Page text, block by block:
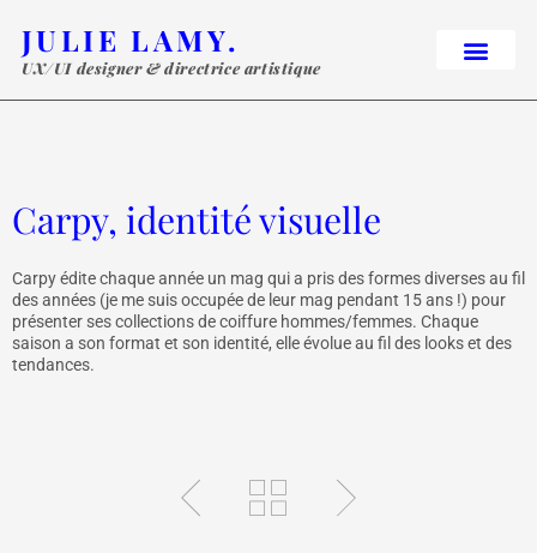
JULIE LAMY.
UX/UI designer & directrice artistique
Carpy, identité visuelle​
Carpy édite chaque année un mag qui a pris des formes diverses au fil
des années (je me suis occupée de leur mag pendant 15 ans !) pour
présenter ses collections de coiffure hommes/femmes. Chaque
saison a son format et son identité, elle évolue au fil des looks et des
tendances.